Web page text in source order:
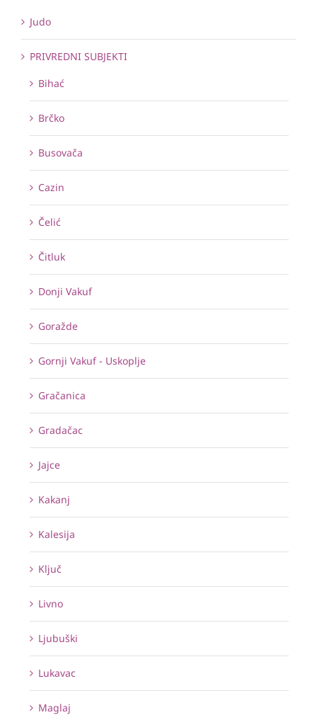
Judo
PRIVREDNI SUBJEKTI
Bihać
Brčko
Busovača
Cazin
Čelić
Čitluk
Donji Vakuf
Goražde
Gornji Vakuf - Uskoplje
Gračanica
Gradačac
Jajce
Kakanj
Kalesija
Ključ
Livno
Ljubuški
Lukavac
Maglaj